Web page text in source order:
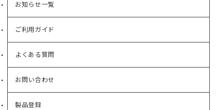
お知らせ一覧
ご利用ガイド
よくある質問
お問い合わせ
製品登録